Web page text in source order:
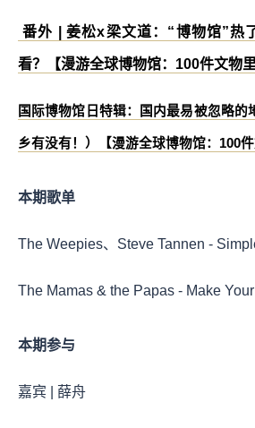
番外 | 姜松x梁文道：“博物馆”热
看？【漫游全球博物馆：100件文物
国际博物馆日特辑：国内最易被忽略的
乡有没有！）【漫游全球博物馆：100件
本期歌单
The Weepies、Steve Tannen -
The Mamas & the Papas - Make
本期参与
嘉宾 | 薛舟